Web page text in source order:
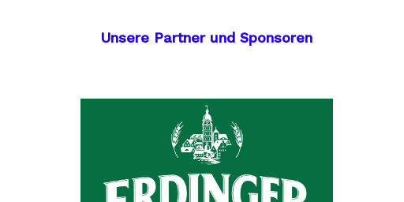
Unsere Partner und Sponsoren